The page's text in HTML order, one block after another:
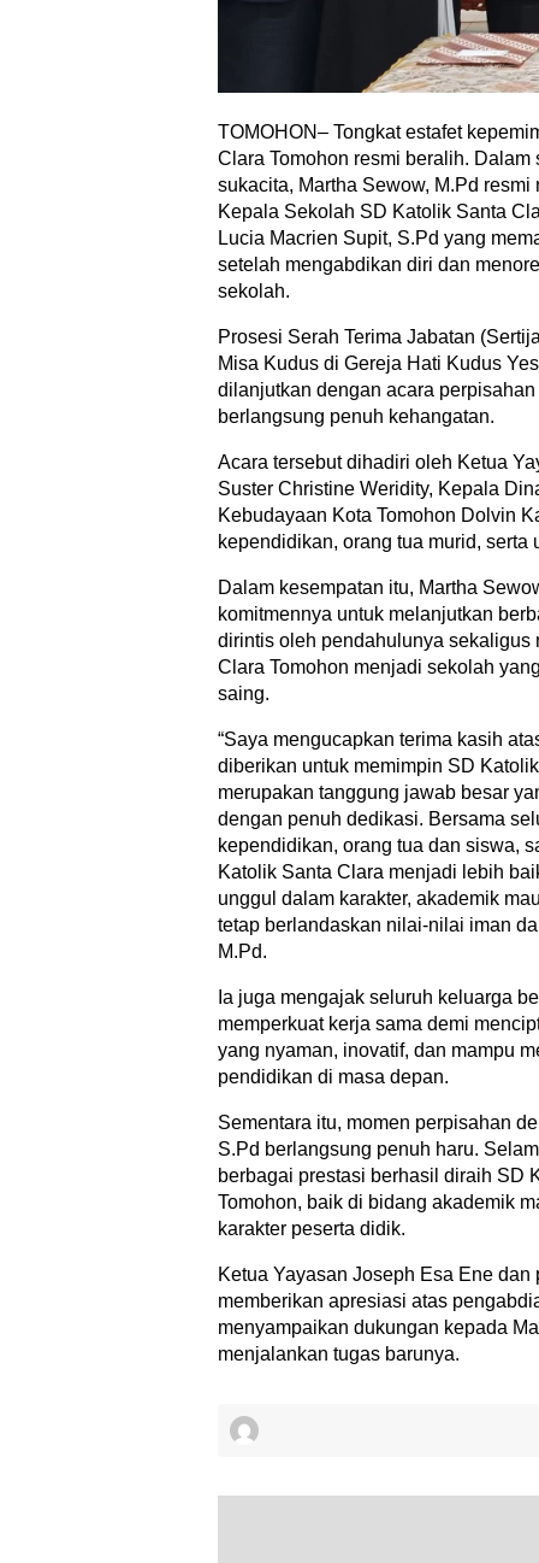
TOMOHON– Tongkat estafet
Clara Tomohon resmi beralih.
sukacita, Martha Sewow, M.Pd
Kepala Sekolah SD Katolik Santa
Lucia Macrien Supit, S.Pd yang
setelah mengabdikan diri dan
sekolah.
Prosesi Serah Terima Jabatan
Misa Kudus di Gereja Hati Kudus
dilanjutkan dengan acara
berlangsung penuh kehangatan.
Acara tersebut dihadiri oleh Ketua
Suster Christine Weridity, Kepala
Kebudayaan Kota Tomohon Dolvin
kependidikan, orang tua murid, serta
Dalam kesempatan itu, Martha
komitmennya untuk melanjutkan
dirintis oleh pendahulunya sekaligus
Clara Tomohon menjadi sekolah
saing.
“Saya mengucapkan terima kasih
diberikan untuk memimpin SD
merupakan tanggung jawab besar
dengan penuh dedikasi. Bersama
kependidikan, orang tua dan siswa,
Katolik Santa Clara menjadi lebih
unggul dalam karakter, akademik
tetap berlandaskan nilai-nilai iman
M.Pd.
Ia juga mengajak seluruh keluarga
memperkuat kerja sama demi
yang nyaman, inovatif, dan mampu
pendidikan di masa depan.
Sementara itu, momen perpisahan
S.Pd berlangsung penuh haru.
berbagai prestasi berhasil diraih SD
Tomohon, baik di bidang akademik
karakter peserta didik.
Ketua Yayasan Joseph Esa Ene dan
memberikan apresiasi atas
menyampaikan dukungan kepada
menjalankan tugas barunya.